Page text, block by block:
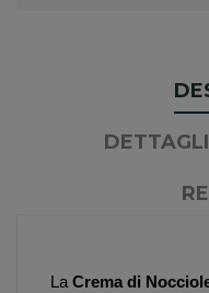
La Crema di